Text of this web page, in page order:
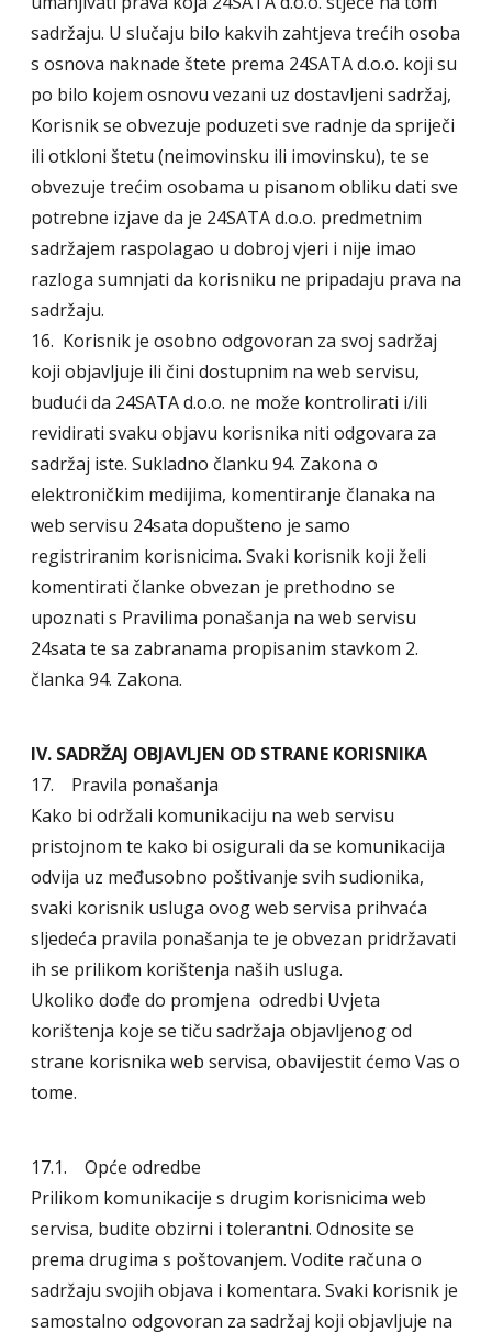
sadržaju. U slučaju bilo kakvih zahtjeva trećih osoba
s osnova naknade štete prema 24SATA d.o.o. koji su
po bilo kojem osnovu vezani uz dostavljeni sadržaj,
Korisnik se obvezuje poduzeti sve radnje da spriječi
ili otkloni štetu (neimovinsku ili imovinsku), te se
obvezuje trećim osobama u pisanom obliku dati sve
potrebne izjave da je 24SATA d.o.o. predmetnim
sadržajem raspolagao u dobroj vjeri i nije imao
razloga sumnjati da korisniku ne pripadaju prava na
sadržaju.
16. Korisnik je osobno odgovoran za svoj sadržaj
koji objavljuje ili čini dostupnim na web servisu,
budući da 24SATA d.o.o. ne može kontrolirati i/ili
revidirati svaku objavu korisnika niti odgovara za
sadržaj iste. Sukladno članku 94. Zakona o
elektroničkim medijima, komentiranje članaka na
web servisu 24sata dopušteno je samo
registriranim korisnicima. Svaki korisnik koji želi
komentirati članke obvezan je prethodno se
upoznati s Pravilima ponašanja na web servisu
24sata te sa zabranama propisanim stavkom 2.
članka 94. Zakona.
IV. SADRŽAJ OBJAVLJEN OD STRANE KORISNIKA
17. Pravila ponašanja
Kako bi održali komunikaciju na web servisu
pristojnom te kako bi osigurali da se komunikacija
odvija uz međusobno poštivanje svih sudionika,
svaki korisnik usluga ovog web servisa prihvaća
sljedeća pravila ponašanja te je obvezan pridržavati
ih se prilikom korištenja naših usluga.
Ukoliko dođe do promjena odredbi Uvjeta
korištenja koje se tiču sadržaja objavljenog od
strane korisnika web servisa, obavijestit ćemo Vas o
tome.
17.1. Opće odredbe
Prilikom komunikacije s drugim korisnicima web
servisa, budite obzirni i tolerantni. Odnosite se
prema drugima s poštovanjem. Vodite računa o
sadržaju svojih objava i komentara. Svaki korisnik je
samostalno odgovoran za sadržaj koji objavljuje na